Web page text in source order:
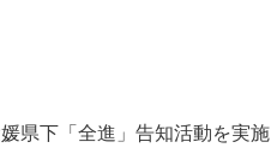
県下「全進」告知活動を実施